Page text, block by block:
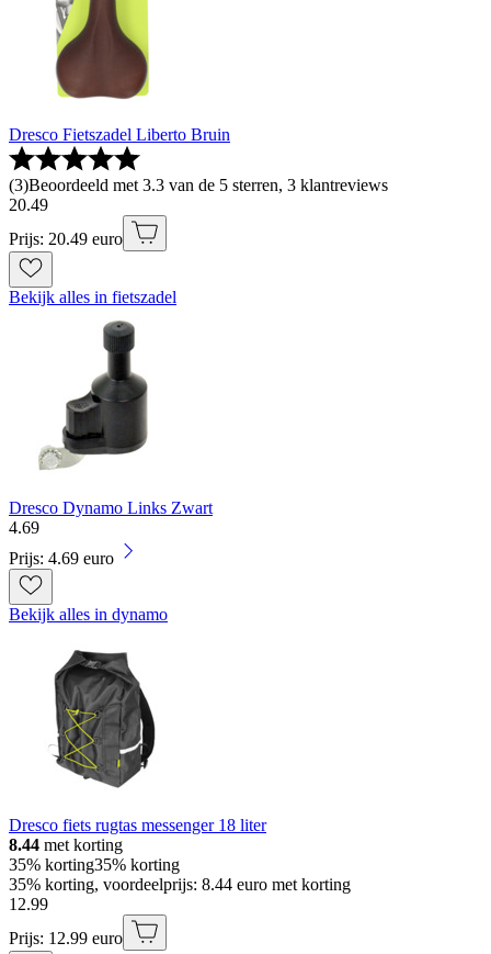
Dresco Fietszadel Liberto Bruin
(3)Beoordeeld met 3.3 van de 5 sterren, 3 klantreviews
20.49
Prijs: 20.49 euro
Bekijk alles in fietszadel
Dresco Dynamo Links Zwart
4.69
Prijs: 4.69 euro
Bekijk alles in dynamo
Dresco fiets rugtas messenger 18 liter
8.44 met korting
35% korting35% korting
35% korting, voordeelprijs: 8.44 euro met korting
12.99
Prijs: 12.99 euro